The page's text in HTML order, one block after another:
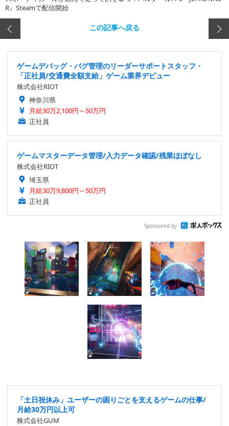
R』Steamで配信開始
この記事へ戻る
ゲームデバッグ・バグ管理のリーダーサポートスタッフ・
「正社員/交通費全額支給」ゲーム業界デビュー
株式会社RIOT
神奈川県
月給30万2,100円～50万円
正社員
ゲームマスターデータ管理/入力データ確認/残業ほぼなし
株式会社RIOT
埼玉県
月給30万9,800円～50万円
正社員
Sponsored by
「土日祝休み」ユーザーの困りごとを支えるゲームの仕事/
月給30万円以上可
株式会社GUM